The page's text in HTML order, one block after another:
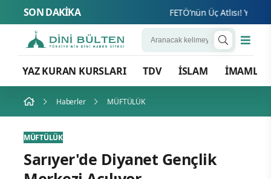
SON DAKİKA FETÖ’nün Üç Atlısı! Yeni
YAZ KURAN KURSLARI TDV İSLAM İMAMLAR
Haberler MÜFTÜLÜK
MÜFTÜLÜK
Sarıyer'de Diyanet Gençlik